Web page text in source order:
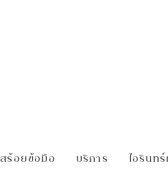
สร้อยข้อมือ บริการ ไอรินท